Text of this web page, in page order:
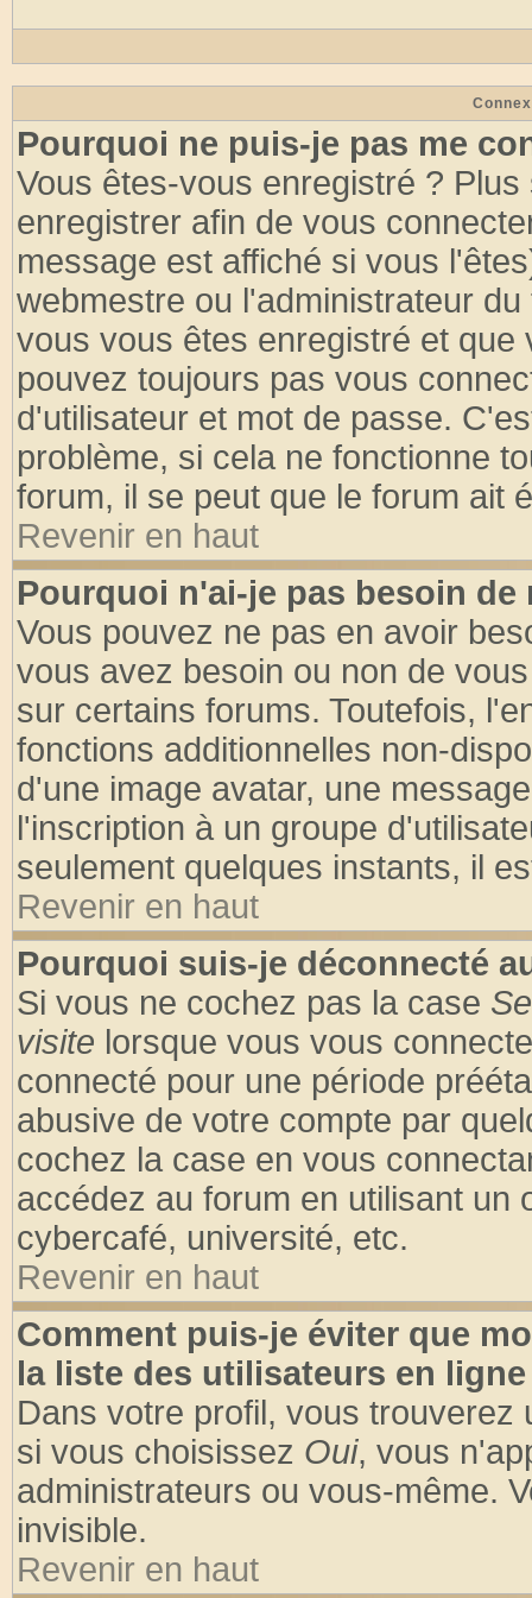
Pourquoi ne puis-je pas me
Vous êtes-vous enregistré ?
enregistrer afin de vous
message est affiché si vous
webmestre ou l'administrateur
vous vous êtes enregistré et
pouvez toujours pas vous
d'utilisateur et mot de passe.
problème, si cela ne fonctionne
forum, il se peut que le forum ait
Revenir en haut
Pourquoi n'ai-je pas besoin de
Vous pouvez ne pas en avoir
vous avez besoin ou non de
sur certains forums. Toutefois,
fonctions additionnelles non-
d'une image avatar, une
l'inscription à un groupe
seulement quelques instants, il
Revenir en haut
Pourquoi suis-je déconnecté
Si vous ne cochez pas la case
visite lorsque vous vous
connecté pour une période
abusive de votre compte par
cochez la case en vous
accédez au forum en utilisant un
cybercafé, université, etc.
Revenir en haut
Comment puis-je éviter que
la liste des utilisateurs en
Dans votre profil, vous trouverez
si vous choisissez Oui, vous
administrateurs ou vous-même.
invisible.
Revenir en haut